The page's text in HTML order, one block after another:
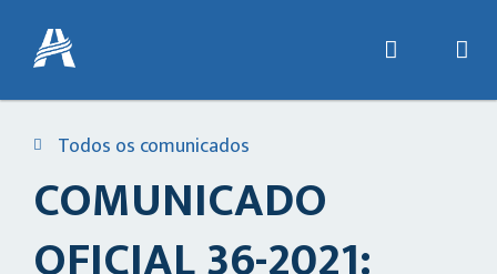
Todos os comunicados
COMUNICADO